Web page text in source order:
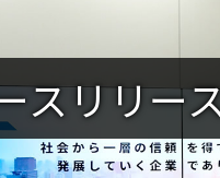
スリリー